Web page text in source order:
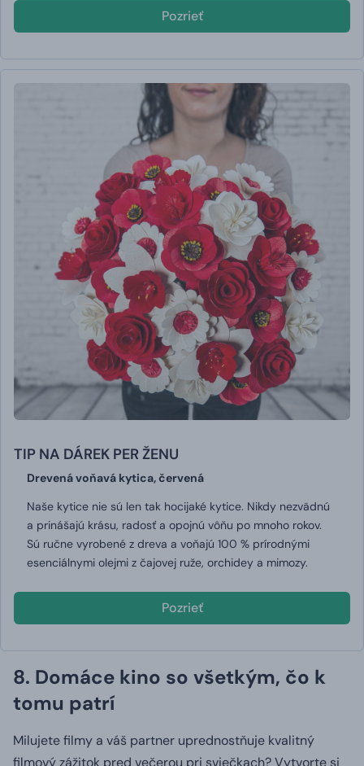
Pozrieť
TIP NA DÁREK PER ŽENU
Drevená voňavá kytica, červená
Naše kytice nie sú len tak hocijaké kytice. Nikdy nezvädnú
a prinášajú krásu, radosť a opojnú vôňu po mnoho rokov.
Sú ručne vyrobené z dreva a voňajú 100 % prírodnými
esenciálnymi olejmi z čajovej ruže, orchidey a mimozy.
Pozrieť
8. Domáce kino so všetkým, čo k
tomu patrí
Milujete filmy a váš partner uprednostňuje kvalitný
filmový zážitok pred večerou pri sviečkach? Vytvorte si